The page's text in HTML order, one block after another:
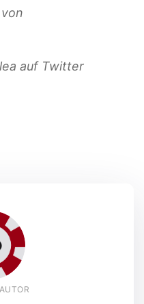
auf Twitter